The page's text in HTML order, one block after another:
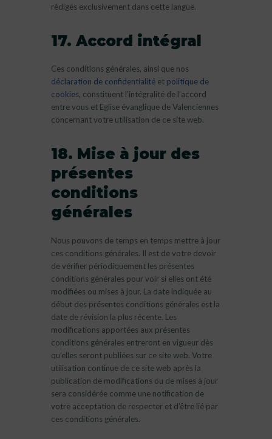
rédigés exclusivement dans cette langue.
17. Accord intégral
Ces conditions générales, ainsi que nos
déclaration de confidentialité et politique de
cookies, constituent l’intégralité de l’accord
entre vous et Eglise évanglique de Valenciennes
concernant votre utilisation de ce site web.
18. Mise à jour des
présentes
conditions
générales
Nous pouvons de temps en temps mettre à jour
ces conditions générales. Il est de votre devoir
de vérifier périodiquement les présentes
conditions générales pour voir si elles ont été
modifiées ou mises à jour. La date indiquée au
début des présentes conditions générales est la
date de révision la plus récente. Les
modifications apportées aux présentes
conditions générales entreront en vigueur dès
qu’elles seront publiées sur ce site web. Votre
utilisation continue de ce site web après la
publication de modifications ou de mises à jour
sera considérée comme une notification de
votre acceptation de respecter et d’être lié par
ces conditions générales.